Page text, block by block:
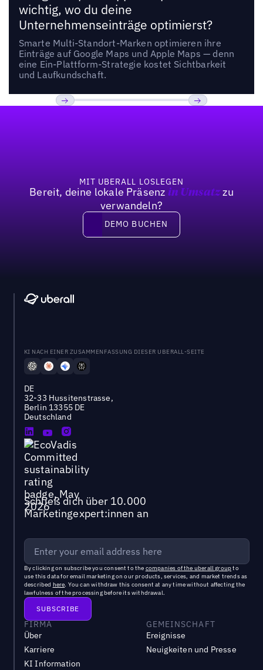
wichtig, wo du deine
Unternehmenseinträge optimierst?
Smarte Multi-Standort-Marken optimieren ihre
Einträge auf Google Maps und Apple Maps — denn
eine Ein-Plattform-Strategie kostet Sichtbarkeit
und Laufkundschaft.
MIT UBERALL LOSLEGEN
Bereit, deine lokale Präsenz in Umsatzzu
verwandeln?
DEMO BUCHEN
DEMO BUCHEN
KI NACH EINER ZUSAMMENFASSUNG DIESER UBERALL-SEITE
DE
32-33 Hussitenstrasse,
Berlin 13355 DE
Deutschland
Schließ dich über 10.000
Marketingexpert:innen an
By clicking on subscribe you consent to the companies of the uberall groupto
use this data for email marketing on our products, services, and market trends as
described here. You can withdraw this consent at any time without affecting the
lawfulness of the processing before its withdrawal.
FIRMA
Über
Karriere
KI Information
GEMEINSCHAFT
Ereignisse
Neuigkeiten und Presse